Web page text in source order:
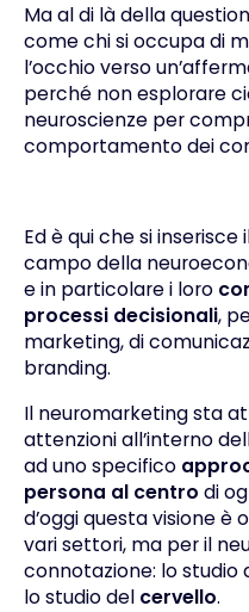
Ma al di là della
come chi si occupa di
l’occhio verso
perché non esplorare
neuroscienze per
comportamento dei
Ed è qui che si inserisce
campo della
e in particolare i loro
processi decisionali,
marketing, di
branding.
Il neuromarketing sta
attenzioni all’interno
ad uno specifico
persona al centro di
d’oggi questa visione è
vari settori, ma per il
connotazione: lo studio
lo studio del cervello.